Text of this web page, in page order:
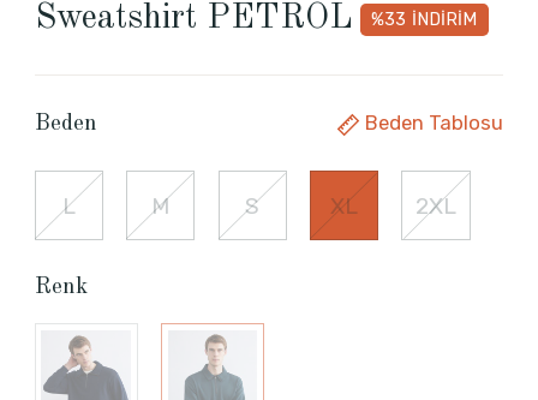
Sweatshirt PETROL %33 İNDİRİM
Beden Beden Tablosu
L M S XL 2XL
Renk